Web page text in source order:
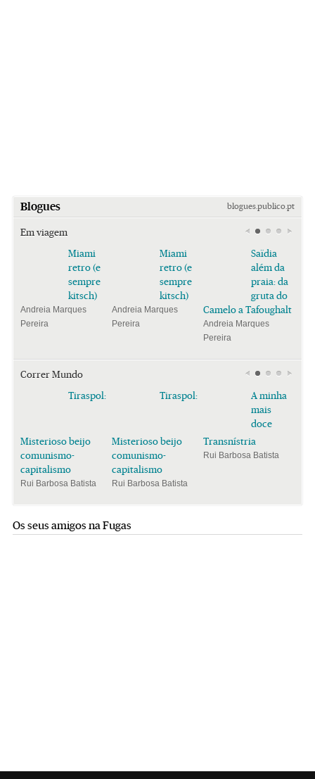
Blogues blogues.publico.pt
Em viagem
Miami
retro (e
sempre
kitsch)
Andreia Marques
Pereira
Miami
retro (e
sempre
kitsch)
Andreia Marques
Pereira
Saïdia
além da
praia: da
gruta do
Camelo a Tafoughalt
Andreia Marques
Pereira
Correr Mundo
Tiraspol:
Misterioso beijo
comunismo-
capitalismo
Rui Barbosa Batista
Tiraspol:
Misterioso beijo
comunismo-
capitalismo
Rui Barbosa Batista
A minha
mais
doce
Transnístria
Rui Barbosa Batista
Os seus amigos na Fugas